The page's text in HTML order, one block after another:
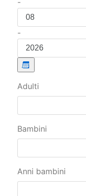
Adulti
Bambini
Anni bambini
Trattamento